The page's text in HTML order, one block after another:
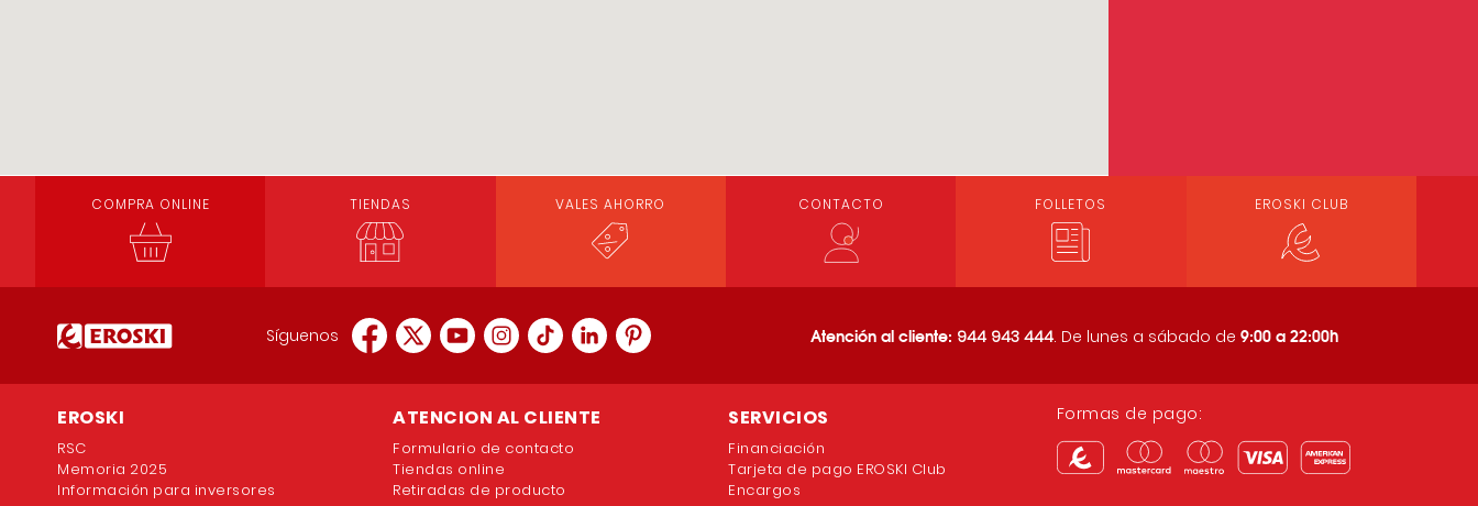
COMPRA ONLINE TIENDAS VALES AHORRO CONTACTO FOLLETOS EROSKI CLUB
Síguenos Atención al cliente: 944 943 444. De lunes a sábado de 9:00 a 22:00h
EROSKI
RSC
Memoria 2025
Información para inversores
ATENCION AL CLIENTE
Formulario de contacto
Tiendas online
Retiradas de producto
SERVICIOS
Financiación
Tarjeta de pago EROSKI Club
Encargos
Formas de pago: